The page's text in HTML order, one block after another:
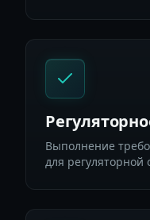
Выполнение
для регуляторной